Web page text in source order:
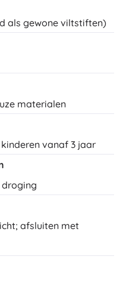
als gewone viltstiften)
materialen
vanaf 3 jaar
afsluiten met